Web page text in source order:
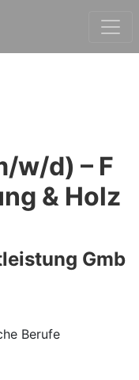
w/d) – F
& Holz
Gmb
Berufe